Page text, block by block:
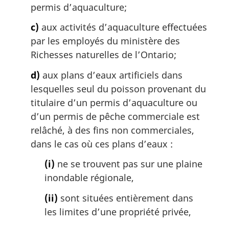
permis d’aquaculture;
c) aux activités d’aquaculture effectuées
par les employés du ministère des
Richesses naturelles de l’Ontario;
d) aux plans d’eaux artificiels dans
lesquelles seul du poisson provenant du
titulaire d’un permis d’aquaculture ou
d’un permis de pêche commerciale est
relâché, à des fins non commerciales,
dans le cas où ces plans d’eaux :
(i) ne se trouvent pas sur une plaine
inondable régionale,
(ii) sont situées entièrement dans
les limites d’une propriété privée,